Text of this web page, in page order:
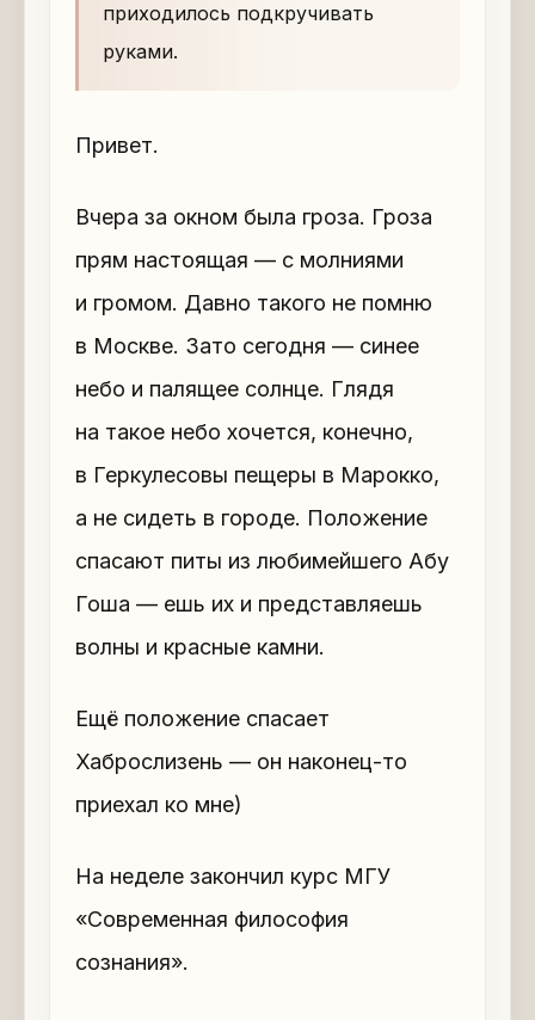
приходилось подкручивать
руками.
Привет.
Вчера за окном была гроза. Гроза
прям настоящая — с молниями
и громом. Давно такого не помню
в Москве. Зато сегодня — синее
небо и палящее солнце. Глядя
на такое небо хочется, конечно,
в Геркулесовы пещеры в Марокко,
а не сидеть в городе. Положение
спасают питы из любимейшего Абу
Гоша — ешь их и представляешь
волны и красные камни.
Ещё положение спасает
Хаброслизень — он наконец-то
приехал ко мне)
На неделе закончил курс МГУ
«Современная философия
сознания».